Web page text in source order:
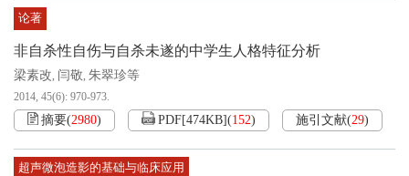
论著
非自杀性自伤与自杀未遂的中学生人格特征分析
梁素改, 闫敬, 朱翠珍等
2014, 45(6): 970-973.
摘要(2980) PDF[474KB](152) 施引文献(29)
超声微泡造影的基础与临床应用